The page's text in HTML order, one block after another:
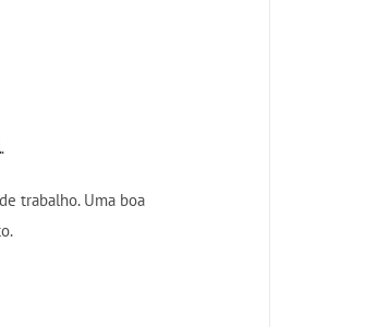
.
trabalho. Uma boa